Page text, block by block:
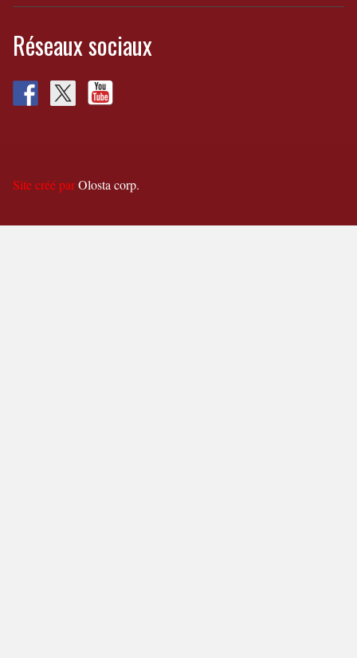
Réseaux sociaux
Site créé parOlosta corp.